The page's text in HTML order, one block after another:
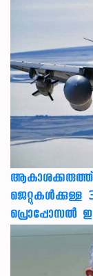
ആകാശക്കരുത്ത്
പ്രൊപ്പോസൽ